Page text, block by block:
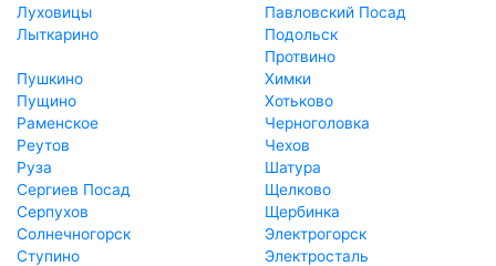
Луховицы
Лыткарино
Павловский Посад
Подольск
Протвино
Пушкино
Пущино
Раменское
Реутов
Руза
Сергиев Посад
Серпухов
Солнечногорск
Ступино
Химки
Хотьково
Черноголовка
Чехов
Шатура
Щелково
Щербинка
Электрогорск
Электросталь